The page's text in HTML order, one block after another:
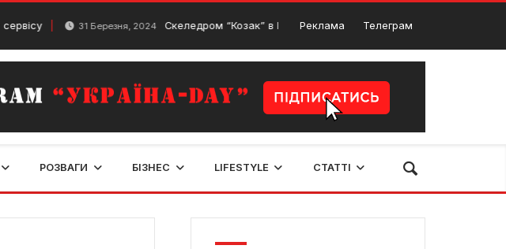
31 Березня, 2024 Скеледром “Козак” в Рівному — що цікавого та де знаходиться?
Реклама Телеграм
РОЗВАГИ БІЗНЕС LIFESTYLE СТАТТІ